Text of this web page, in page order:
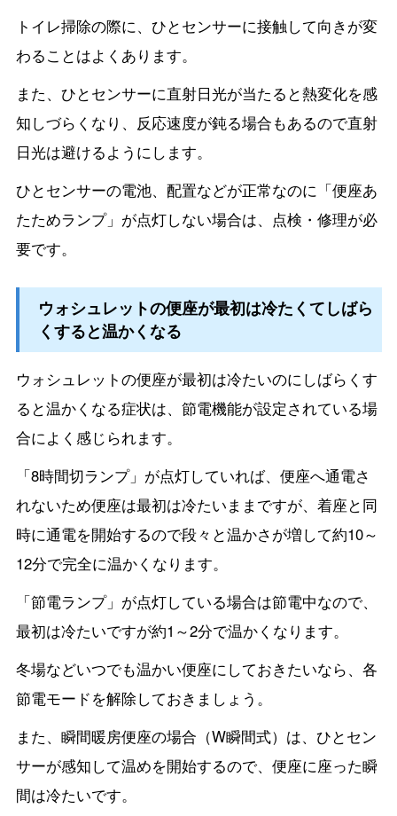
トイレ掃除の際に、ひとセンサーに接触して向きが変
わることはよくあります。
また、ひとセンサーに直射日光が当たると熱変化を感
知しづらくなり、反応速度が鈍る場合もあるので直射
日光は避けるようにします。
ひとセンサーの電池、配置などが正常なのに「便座あ
たためランプ」が点灯しない場合は、点検・修理が必
要です。
ウォシュレットの便座が最初は冷たくてしばら
くすると温かくなる
ウォシュレットの便座が最初は冷たいのにしばらくす
ると温かくなる症状は、節電機能が設定されている場
合によく感じられます。
「8時間切ランプ」が点灯していれば、便座へ通電さ
れないため便座は最初は冷たいままですが、着座と同
時に通電を開始するので段々と温かさが増して約10～
12分で完全に温かくなります。
「節電ランプ」が点灯している場合は節電中なので、
最初は冷たいですが約1～2分で温かくなります。
冬場などいつでも温かい便座にしておきたいなら、各
節電モードを解除しておきましょう。
また、瞬間暖房便座の場合（W瞬間式）は、ひとセン
サーが感知して温めを開始するので、便座に座った瞬
間は冷たいです。